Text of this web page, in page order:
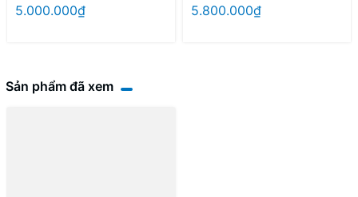
2026
5.000.000₫ 5.800.000₫
Sản phẩm đã xem